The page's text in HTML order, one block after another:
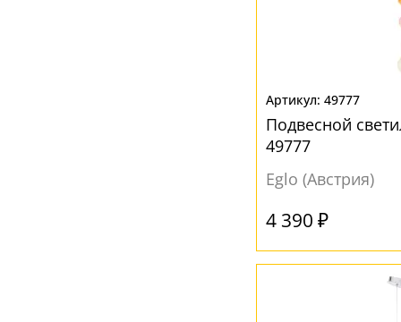
- бесплатно по России
49777
Подвесной
49777
Eglo (Австрия)
4 390 ₽